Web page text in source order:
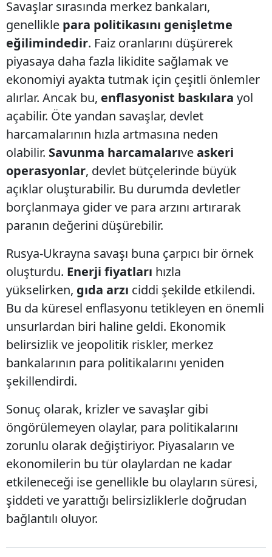
Savaşlar sırasında merkez bankaları,
genellikle para politikasını genişletme
eğilimindedir. Faiz oranlarını düşürerek
piyasaya daha fazla likidite sağlamak ve
ekonomiyi ayakta tutmak için çeşitli önlemler
alırlar. Ancak bu, enflasyonist baskılara yol
açabilir. Öte yandan savaşlar, devlet
harcamalarının hızla artmasına neden
olabilir. Savunma harcamalarıveaskeri
operasyonlar, devlet bütçelerinde büyük
açıklar oluşturabilir. Bu durumda devletler
borçlanmaya gider ve para arzını artırarak
paranın değerini düşürebilir.
Rusya-Ukrayna savaşı buna çarpıcı bir örnek
oluşturdu. Enerji fiyatları hızla
yükselirken, gıda arzı ciddi şekilde etkilendi.
Bu da küresel enflasyonu tetikleyen en önemli
unsurlardan biri haline geldi. Ekonomik
belirsizlik ve jeopolitik riskler, merkez
bankalarının para politikalarını yeniden
şekillendirdi.
Sonuç olarak, krizler ve savaşlar gibi
öngörülemeyen olaylar, para politikalarını
zorunlu olarak değiştiriyor. Piyasaların ve
ekonomilerin bu tür olaylardan ne kadar
etkileneceği ise genellikle bu olayların süresi,
şiddeti ve yarattığı belirsizliklerle doğrudan
bağlantılı oluyor.